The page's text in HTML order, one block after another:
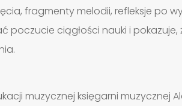
fragmenty melodii, refleksje po
ciągłości nauki i pokazuje,
muzycznej księgarni muzycznej